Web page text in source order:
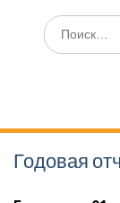
Поиск
по:
Годовая